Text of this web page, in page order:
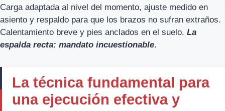
Carga adaptada al nivel del momento, ajuste medido en
asiento y respaldo para que los brazos no sufran extraños.
Calentamiento breve y pies anclados en el suelo. La
espalda recta: mandato incuestionable.
La técnica fundamental para
una ejecución efectiva y